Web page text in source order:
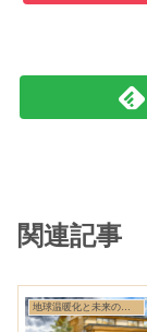
関連記事
地球温暖化と未来の住まい特集